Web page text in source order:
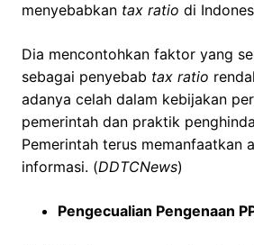
menyebabkan tax ratio di
Dia mencontohkan faktor yang
sebagai penyebab tax ratio
adanya celah dalam kebijakan
pemerintah dan praktik
Pemerintah terus memanfaatkan
informasi. (DDTCNews)
Pengecualian Pengenaan